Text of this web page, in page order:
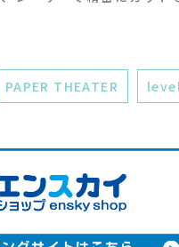
PAPER THEATER